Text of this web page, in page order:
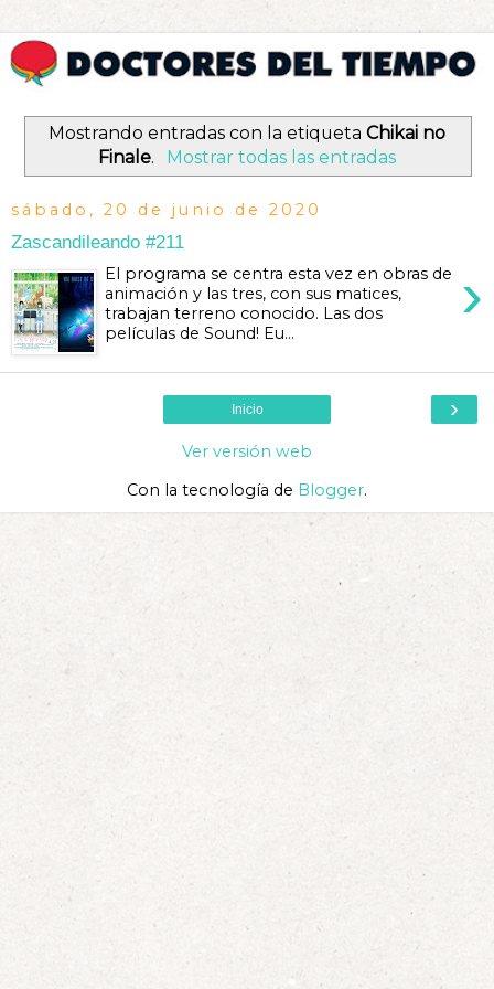
Mostrando entradas con la etiqueta Chikai no
Finale. Mostrar todas las entradas
sábado, 20 de junio de 2020
Zascandileando #211
›
El programa se centra esta vez en obras de
animación y las tres, con sus matices,
trabajan terreno conocido. Las dos
películas de Sound! Eu...
›
Inicio
Ver versión web
Con la tecnología de Blogger.